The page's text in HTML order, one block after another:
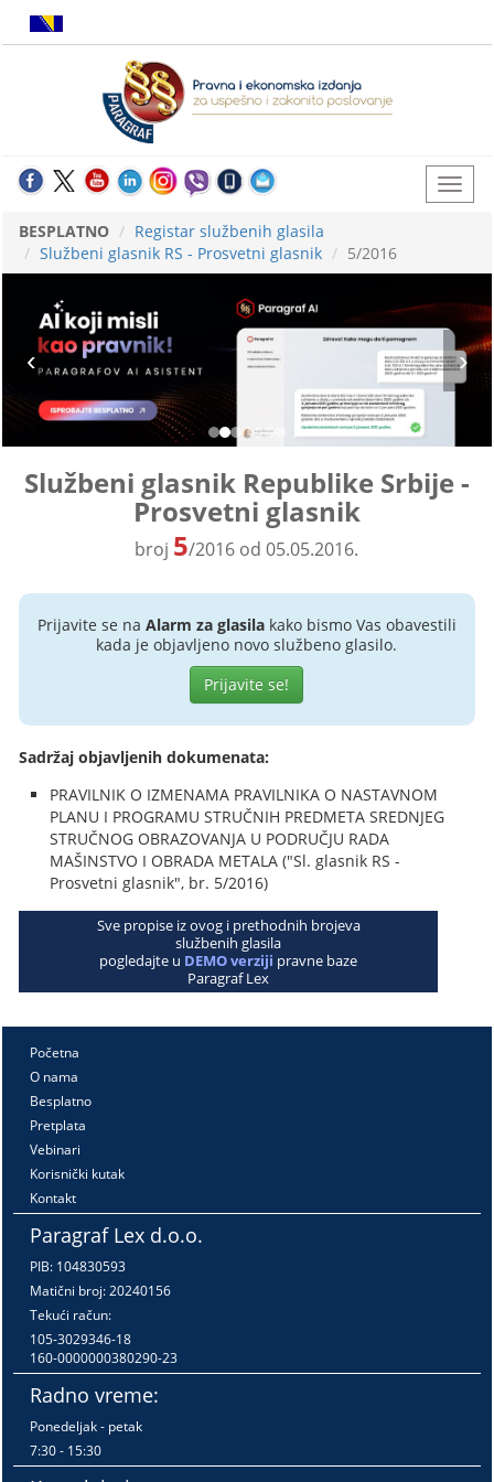
BESPLATNO
Registar službenih glasila
Službeni glasnik RS - Prosvetni glasnik
5/2016
Službeni glasnik Republike Srbije -
Prosvetni glasnik
broj 5/2016 od 05.05.2016.
Prijavite se na Alarm za glasilakako bismo Vas obavestili
kada je objavljeno novo službeno glasilo.
Prijavite se!
Sadržaj objavljenih dokumenata:
PRAVILNIK O IZMENAMA PRAVILNIKA O NASTAVNOM
PLANU I PROGRAMU STRUČNIH PREDMETA SREDNJEG
STRUČNOG OBRAZOVANJA U PODRUČJU RADA
MAŠINSTVO I OBRADA METALA ("Sl. glasnik RS -
Prosvetni glasnik", br. 5/2016)
Sve propise iz ovog i prethodnih brojeva
službenih glasila
pogledajte u DEMO verziji pravne baze
Paragraf Lex
Početna
O nama
Besplatno
Pretplata
Vebinari
Korisnički kutak
Kontakt
Paragraf Lex d.o.o.
PIB: 104830593
Matični broj: 20240156
Tekući račun:
105-3029346-18
160-0000000380290-23
Radno vreme:
Ponedeljak - petak
7:30 - 15:30